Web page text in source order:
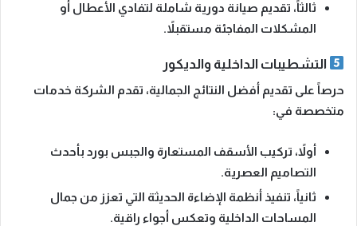
ثالثاً، تقديم صيانة دورية شاملة لتفادي الأعطال أو
المشكلات المفاجئة مستقبلاً.
التشطيبات الداخلية والديكور
حرصاً على تقديم أفضل النتائج الجمالية، تقدم الشركة خدمات
متخصصة في:
أولاً، تركيب الأسقف المستعارة والجبس بورد بأحدث
التصاميم العصرية.
ثانياً، تنفيذ أنظمة الإضاءة الحديثة التي تعزز من جمال
المساحات الداخلية وتعكس أجواء راقية.